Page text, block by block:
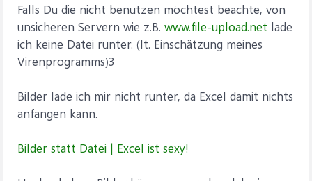
Falls Du die nicht benutzen möchtest beachte, von
unsicheren Servern wie z.B. www.file-upload.net lade
ich keine Datei runter. (lt. Einschätzung meines
Virenprogramms)3
Bilder lade ich mir nicht runter, da Excel damit nichts
anfangen kann.
Bilder statt Datei | Excel ist sexy!